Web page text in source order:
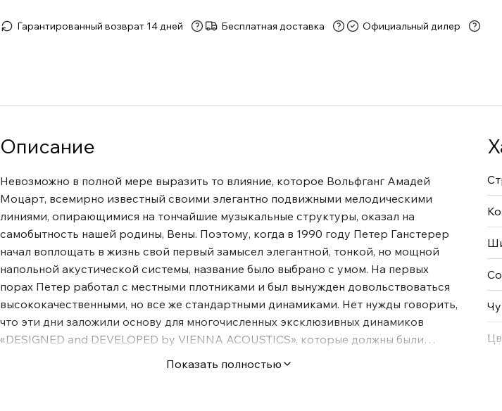
Гарантированный возврат 14 дней Бесплатная доставка Официальный дилер
Описание
Невозможно в полной мере выразить то влияние, которое Вольфганг Амадей
Моцарт, всемирно известный своими элегантно подвижными мелодическими
линиями, опирающимися на тончайшие музыкальные структуры, оказал на
самобытность нашей родины, Вены. Поэтому, когда в 1990 году Петер Ганстерер
начал воплощать в жизнь свой первый замысел элегантной, тонкой, но мощной
напольной акустической системы, название было выбрано с умом. На первых
порах Петер работал с местными плотниками и был вынужден довольствоваться
высококачественными, но все же стандартными динамиками. Нет нужды говорить,
что эти дни заложили основу для многочисленных эксклюзивных динамиков
«DESIGNED and DEVELOPED by VIENNA ACOUSTICS», которые должны были
появиться в будущем. Утонченность эстетики Mozart с годами очевидна и
Показать полностью